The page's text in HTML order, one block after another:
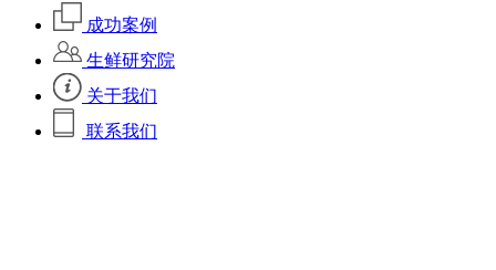
成功案例
生鲜研究院
关于我们
联系我们